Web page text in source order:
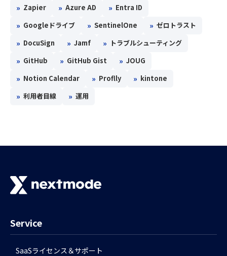
» Zapier » Azure AD » Entra ID
» Googleドライブ » SentinelOne » ゼロトラスト
» DocuSign » Jamf » トラブルシューティング
» GitHub » GitHub Gist » JOUG
» Notion Calendar » Proflly » kintone
» 利用者目線 » 運用
Service
SaaSライセンス＆サポート